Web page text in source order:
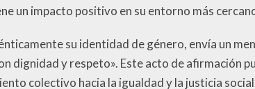
un impacto positivo en su entorno más
su identidad de género, envía un
dignidad y respeto». Este acto de afirmación
colectivo hacia la igualdad y la justicia